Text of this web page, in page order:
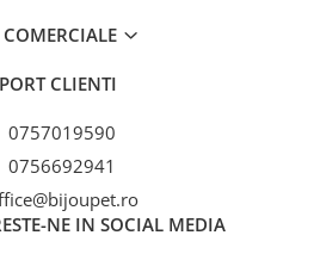
COMERCIALE
CLIENTI
0757019590
0756692941
NE IN SOCIAL MEDIA